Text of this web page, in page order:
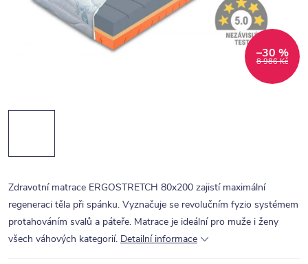
8 986 Kč
–30 %
Zdravotní matrace ERGOSTRETCH 80x200 zajistí maximální
regeneraci těla při spánku. Vyznačuje se revolučním fyzio systémem
protahováním svalů a páteře. Matrace je ideální pro muže i ženy
všech váhových kategorií. Detailní informace